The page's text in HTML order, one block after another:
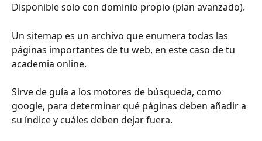
Disponible solo con dominio propio (plan avanzado).
Un sitemap es un archivo que enumera todas las
páginas importantes de tu web, en este caso de tu
academia online.
Sirve de guía a los motores de búsqueda, como
google, para determinar qué páginas deben añadir a
su índice y cuáles deben dejar fuera.